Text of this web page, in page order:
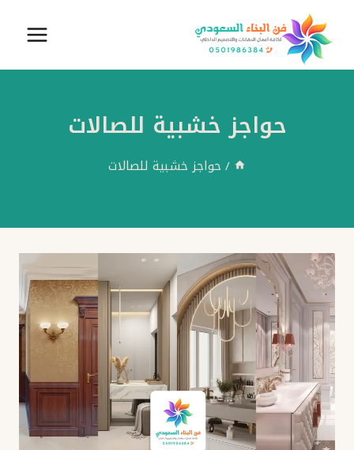
المحتوى
حواجز خشبية للصالات
/ حواجز خشبية للصالات